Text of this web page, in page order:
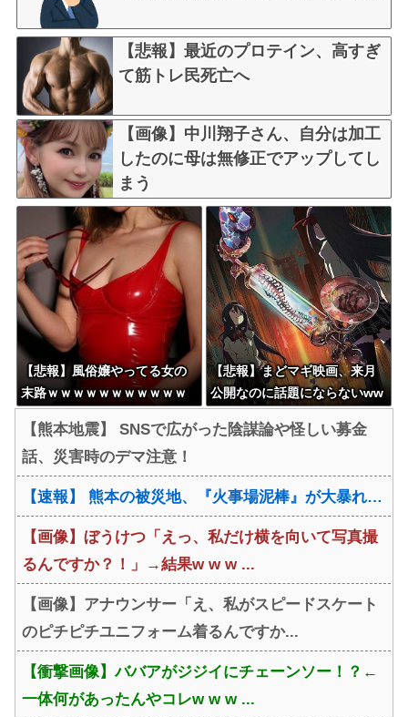
【悲報】最近のプロテイン、高すぎ
て筋トレ民死亡へ
【画像】中川翔子さん、自分は加工
したのに母は無修正でアップしてし
まう
【悲報】風俗嬢やってる女の
末路ｗｗｗｗｗｗｗｗｗｗｗ
【悲報】まどマギ映画、来月
公開なのに話題にならないww
【熊本地震】 SNSで広がった陰謀論や怪しい募金
話、災害時のデマ注意！
【速報】 熊本の被災地、『火事場泥棒』が大暴れ…
【画像】ぼうけつ「えっ、私だけ横を向いて写真撮
るんですか？！」→結果w w w ...
【画像】アナウンサー「え、私がスピードスケート
のピチピチユニフォーム着るんですか...
【衝撃画像】ババアがジジイにチェーンソー！？←
一体何があったんやコレw w w ...